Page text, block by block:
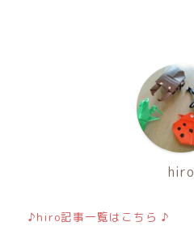
hiro
♪hiro記事一覧はこちら ♪